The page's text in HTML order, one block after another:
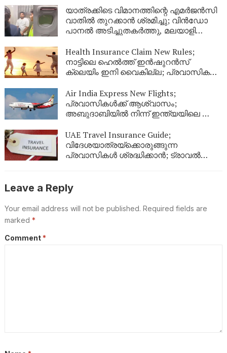
യാത്രക്കിടെ വിമാനത്തിന്റെ എമർജൻസി
വാതിൽ തുറക്കാൻ ശ്രമിച്ചു; വിൻഡോ
പാനൽ അടിച്ചുതകർത്തു, മലയാളി
Health Insurance Claim New Rules;
നാട്ടിലെ ഹെൽത്ത് ഇൻഷുറൻസ്
ക്ലെയിം ഇനി വൈകില്ല; പ്രവാസികൾ
നിയമങ്ങൾ!
Air India Express New Flights;
പ്രവാസികൾക്ക് ആശ്വാസം;
അബുദാബിയിൽ നിന്ന് ഇന്ത്യയിലെ ഈ
സർവീസുകൾ
UAE Travel Insurance Guide;
വിദേശയാത്രയ്ക്കൊരുങ്ങുന്ന
പ്രവാസികൾ ശ്രദ്ധിക്കാൻ; ട്രാവൽ
Leave a Reply
Your email address will not be published. Required fields are
marked *
Comment *